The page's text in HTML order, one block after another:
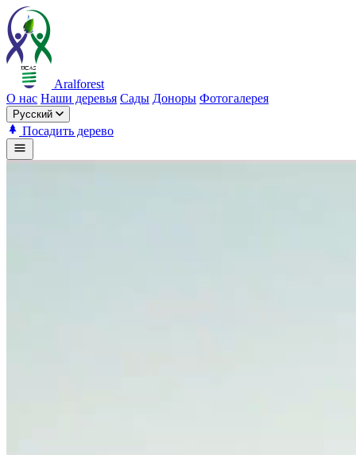
Aralforest
О нас Наши деревья Сады Доноры Фотогалерея
Русский
Посадить дерево